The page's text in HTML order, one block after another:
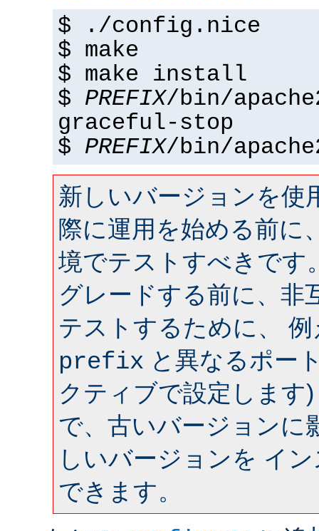
$ ./config.nice
$ make
$ make install
$ PREFIX/bin/
graceful-stop
$ PREFIX/bin/
新しいバージョンを使
際に運用を始める前に
境でテストすべきです
グレードする前に、非
テストするために、
prefix と異なるポー
クティブで設定します
で、古いバージョンに
しいバージョンを イ
できます。